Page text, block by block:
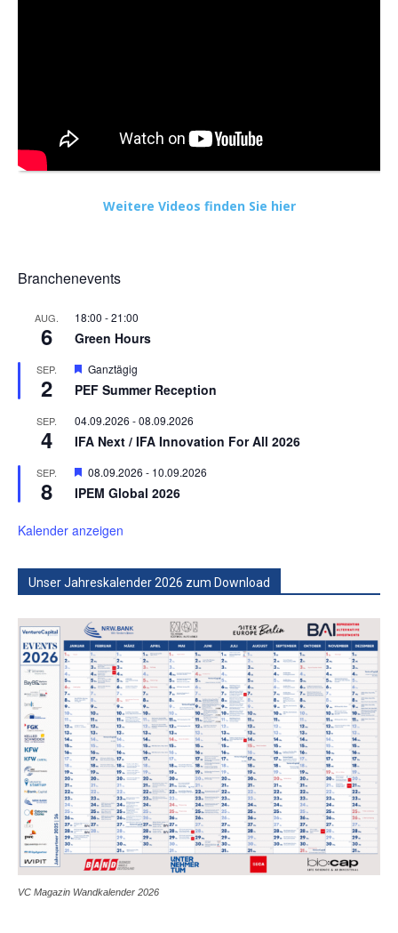
Weitere Videos finden Sie hier
Branchenevents
AUG.
6
18:00 -21:00
Green Hours
SEP.
2
Hervorgehoben
Ganztägig
PEF Summer Reception
SEP.
4
04.09.2026 -08.09.2026
IFA Next / IFA Innovation For All 2026
SEP.
8
Hervorgehoben
08.09.2026 - 10.09.2026
IPEM Global 2026
Kalender anzeigen
Unser Jahreskalender 2026 zum Download
VC Magazin Wandkalender 2026